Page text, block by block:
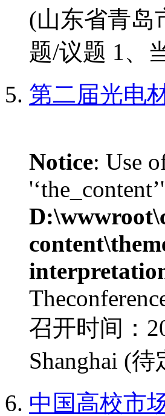
(山东省青岛
题/议题 1、
第二届光电
Notice: Use
召开时间：
Shanghai (待
中国高校市